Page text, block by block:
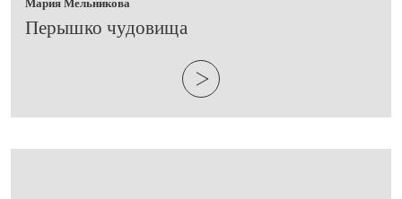
Мария Мельникова
​Перышко чудовища